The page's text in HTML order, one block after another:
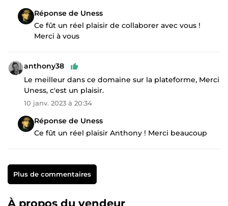
Réponse de Uness
Ce fût un réel plaisir de collaborer avec vous !
Merci à vous
anthony38
Le meilleur dans ce domaine sur la plateforme, Merci
Uness, c'est un plaisir.
10 janv. 2023 à 20:34
Réponse de Uness
Ce fût un réel plaisir Anthony ! Merci beaucoup
Plus de commentaires
À propos du vendeur